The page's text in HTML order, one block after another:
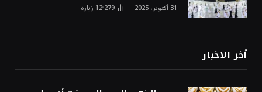
31 أكتوبر، 2025 12٬279 زيارة
أخر الاخبار